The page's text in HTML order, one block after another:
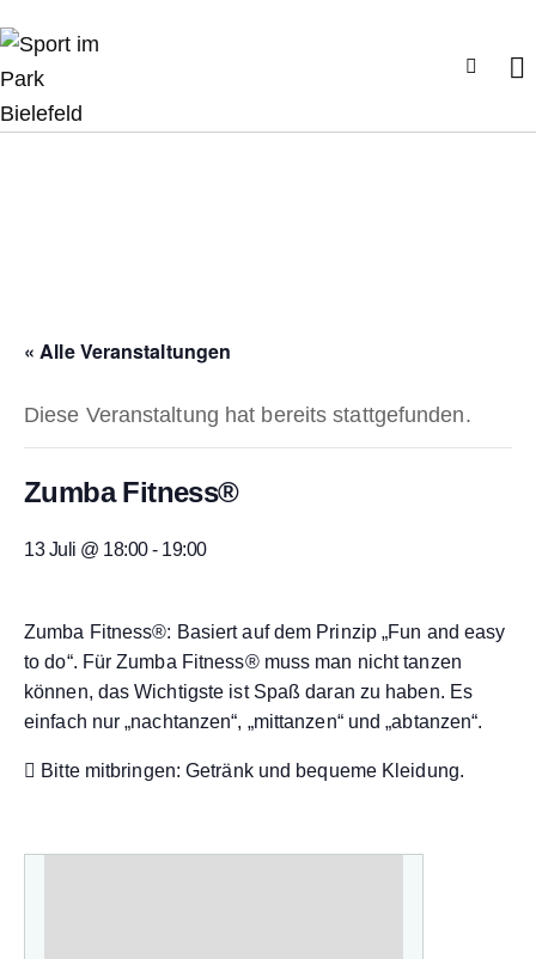
« Alle Veranstaltungen
Diese Veranstaltung hat bereits stattgefunden.
Zumba Fitness®
13 Juli @ 18:00- 19:00
Zumba Fitness®: Basiert auf dem Prinzip „Fun and easy
to do“. Für Zumba Fitness® muss man nicht tanzen
können, das Wichtigste ist Spaß daran zu haben. Es
einfach nur „nachtanzen“, „mittanzen“ und „abtanzen“.
Bitte mitbringen: Getränk und bequeme Kleidung.